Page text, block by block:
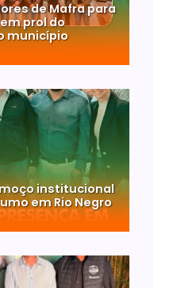
de Mafra para
prol do
município
institucional
em Rio Negro